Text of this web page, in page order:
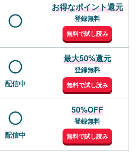
お得なポイント還元
登録無料
無料で試し読み
配信中
最大50%還元
登録無料
無料で試し読み
配信中
50%OFF
登録無料
無料で試し読み